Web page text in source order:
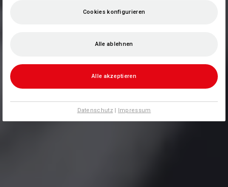
Cookies konfigurieren
Alle ablehnen
Alle akzeptieren
Datenschutz| Impressum